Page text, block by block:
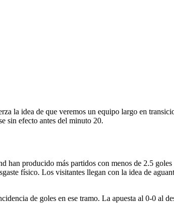
la idea de que veremos un equipo largo en
sin efecto antes del minuto 20.
han producido más partidos con menos de 2.5
físico. Los visitantes llegan con la idea de
de goles en ese tramo. La apuesta al 0-0 al